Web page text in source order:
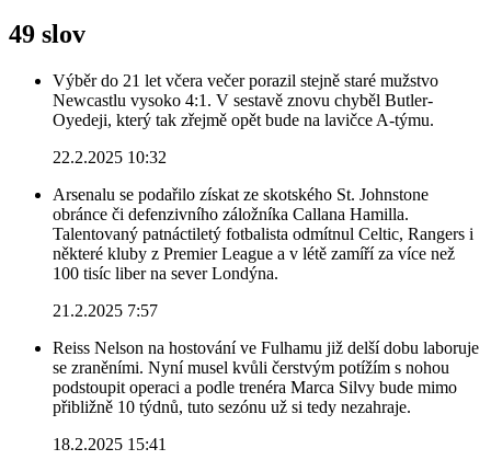
49 slov
Výběr do 21 let včera večer porazil stejně staré mužstvo
Newcastlu vysoko 4:1. V sestavě znovu chyběl Butler-
Oyedeji, který tak zřejmě opět bude na lavičce A-týmu.
22.2.2025 10:32
Arsenalu se podařilo získat ze skotského St. Johnstone
obránce či defenzivního záložníka Callana Hamilla.
Talentovaný patnáctiletý fotbalista odmítnul Celtic, Rangers i
některé kluby z Premier League a v létě zamíří za více než
100 tisíc liber na sever Londýna.
21.2.2025 7:57
Reiss Nelson na hostování ve Fulhamu již delší dobu laboruje
se zraněními. Nyní musel kvůli čerstvým potížím s nohou
podstoupit operaci a podle trenéra Marca Silvy bude mimo
přibližně 10 týdnů, tuto sezónu už si tedy nezahraje.
18.2.2025 15:41